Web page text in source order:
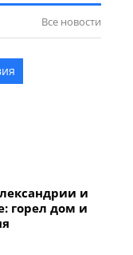
Все новости
и
горел дом и